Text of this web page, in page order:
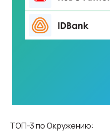
ТОП-3 по Окружению: